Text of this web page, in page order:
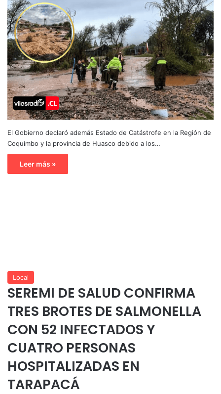
El Gobierno declaró además Estado de Catástrofe en la Región de
Coquimbo y la provincia de Huasco debido a los…
Leer más »
Local
SEREMI DE SALUD CONFIRMA
TRES BROTES DE SALMONELLA
CON 52 INFECTADOS Y
CUATRO PERSONAS
HOSPITALIZADAS EN
TARAPACÁ